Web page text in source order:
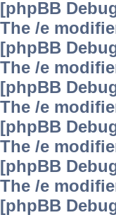
[phpBB
The /e
[phpBB
The /e
[phpBB
The /e
[phpBB
The /e
[phpBB
The /e
[phpBB